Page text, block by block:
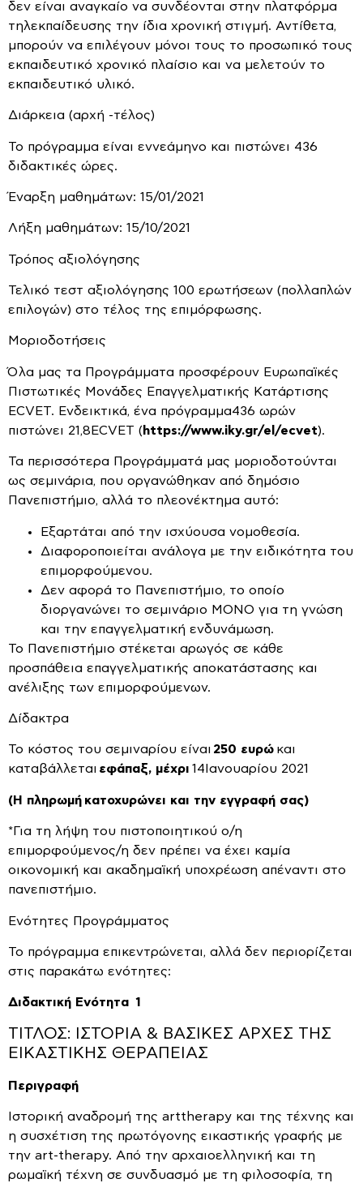
δεν είναι αναγκαίο να συνδέονται στην πλατφόρμα
τηλεκπαίδευσης την ίδια χρονική στιγμή. Αντίθετα,
μπορούν να επιλέγουν μόνοι τους το προσωπικό τους
εκπαιδευτικό χρονικό πλαίσιο και να μελετούν το
εκπαιδευτικό υλικό.
Διάρκεια (αρχή -τέλος)
Το πρόγραμμα είναι εννεάμηνο και πιστώνει 436
διδακτικές ώρες.
Έναρξη μαθημάτων: 15/01/2021
Λήξη μαθημάτων: 15/10/2021
Τρόπος αξιολόγησης
Τελικό τεστ αξιολόγησης 100 ερωτήσεων (πολλαπλών
επιλογών) στο τέλος της επιμόρφωσης.
Μοριοδοτήσεις
Όλα μας τα Προγράμματα προσφέρουν Ευρωπαϊκές
Πιστωτικές Μονάδες Επαγγελματικής Κατάρτισης
ECVET. Ενδεικτικά, ένα πρόγραμμα436 ωρών
πιστώνει 21,8ECVET ( https://www.iky.gr/el/ecvet).
Τα περισσότερα Προγράμματά μας μοριοδοτούνται
ως σεμινάρια, που οργανώθηκαν από δημόσιο
Πανεπιστήμιο, αλλά το πλεονέκτημα αυτό:
Εξαρτάται από την ισχύουσα νομοθεσία.
Διαφοροποιείται ανάλογα με την ειδικότητα του
επιμορφούμενου.
Δεν αφορά το Πανεπιστήμιο, το οποίο
διοργανώνει το σεμινάριο ΜΟΝΟ για τη γνώση
και την επαγγελματική ενδυνάμωση.
Το Πανεπιστήμιο στέκεται αρωγός σε κάθε
προσπάθεια επαγγελματικής αποκατάστασης και
ανέλιξης των επιμορφούμενων.
Δίδακτρα
Το κόστος του σεμιναρίου είναι 250 ευρώ και
καταβάλλεται εφάπαξ, μέχρι 14Ιανουαρίου 2021
(Η πληρωμή κατοχυρώνει και την εγγραφή σας)
*Για τη λήψη του πιστοποιητικού ο/η
επιμορφούμενος/η δεν πρέπει να έχει καμία
οικονομική και ακαδημαϊκή υποχρέωση απέναντι στο
πανεπιστήμιο.
Ενότητες Προγράμματος
Το πρόγραμμα επικεντρώνεται, αλλά δεν περιορίζεται
στις παρακάτω ενότητες:
Διδακτική Ενότητα 1
ΤΙΤΛΟΣ: ΙΣΤΟΡΙΑ & ΒΑΣΙΚΕΣ ΑΡΧΕΣ ΤΗΣ
ΕΙΚΑΣΤΙΚΗΣ ΘΕΡΑΠΕΙΑΣ
Περιγραφή
Ιστορική αναδρομή της arttherapy και της τέχνης και
η συσχέτιση της πρωτόγονης εικαστικής γραφής με
την art-therapy. Από την αρχαιοελληνική και τη
ρωμαϊκή τέχνη σε συνδυασμό με τη φιλοσοφία, τη